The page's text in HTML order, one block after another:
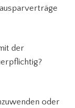
der
oder